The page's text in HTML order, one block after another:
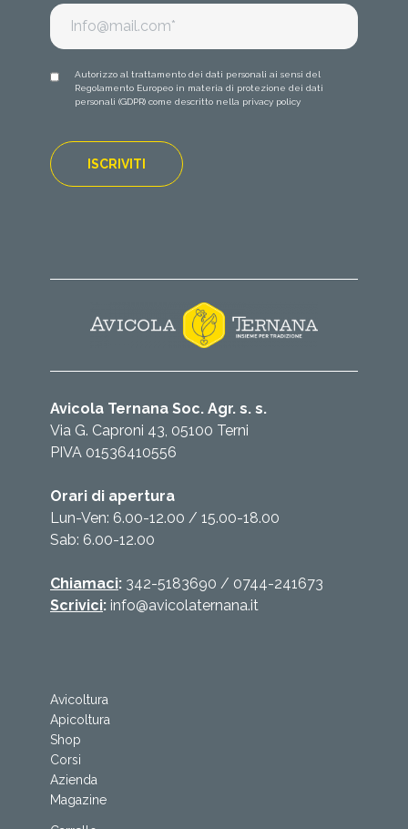
Autorizzo al trattamento dei dati personali ai sensi del
Regolamento Europeo in materia di protezione dei dati
personali (GDPR) come descritto nella privacy policy
Avicola Ternana Soc. Agr. s. s.
Via G. Caproni 43, 05100 Terni
PIVA 01536410556
Orari di apertura
Lun-Ven: 6.00-12.00 / 15.00-18.00
Sab: 6.00-12.00
Chiamaci: 342-5183690 / 0744-241673
Scrivici: info@avicolaternana.it
Avicoltura
Apicoltura
Shop
Corsi
Azienda
Magazine